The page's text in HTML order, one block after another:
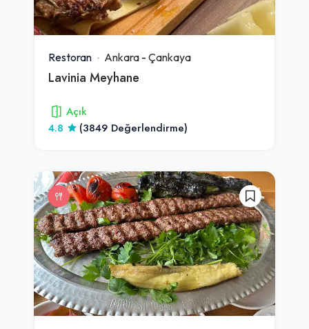
Restoran Ankara - Çankaya
Lavinia Meyhane
Açık
4.8
(3849 Değerlendirme)